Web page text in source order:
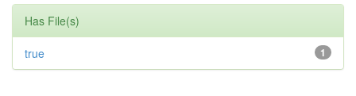
Has File(s)
1
true